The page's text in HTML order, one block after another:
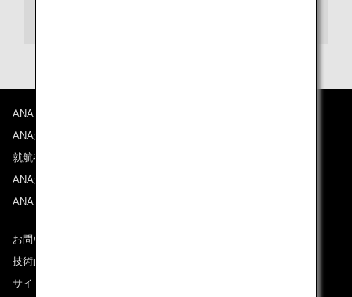
ANAについて
ANAからのお知らせ
就航都市
ANAがお約束する体験
ANAマイレージクラブ
お問い合わせ
技術的なお問い合わせ（推奨環境）
サイトマップ